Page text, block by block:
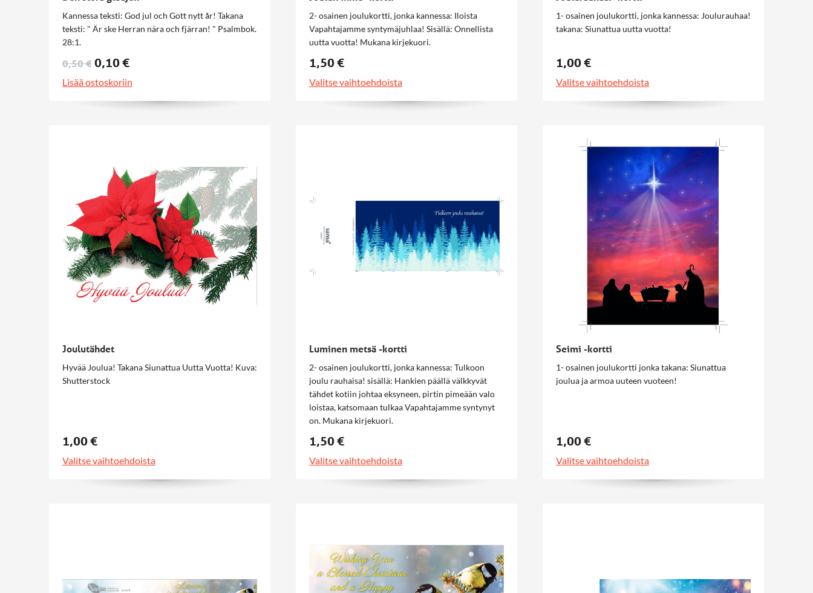
Kannessa teksti: God jul och Gott nytt år! Takana
teksti: " Är ske Herran nära och fjärran! " Psalmbok.
28:1.
0,50 €0,10 €
Lisää ostoskoriin
2- osainen joulukortti, jonka kannessa: Iloista
Vapahtajamme syntymäjuhlaa! Sisällä: Onnellista
uutta vuotta! Mukana kirjekuori.
1,50 €
Valitse vaihtoehdoista
1- osainen joulukortti, jonka kannessa: Joulurauhaa!
takana: Siunattua uutta vuotta!
1,00 €
Valitse vaihtoehdoista
Joulutähdet
Hyvää Joulua! Takana Siunattua Uutta Vuotta! Kuva:
Shutterstock
1,00 €
Valitse vaihtoehdoista
Luminen metsä -kortti
2- osainen joulukortti, jonka kannessa: Tulkoon
joulu rauhaisa! sisällä: Hankien päällä välkkyvät
tähdet kotiin johtaa eksyneen, pirtin pimeään valo
loistaa, katsomaan tulkaa Vapahtajamme syntynyt
on. Mukana kirjekuori.
1,50 €
Valitse vaihtoehdoista
Seimi -kortti
1- osainen joulukortti jonka takana: Siunattua
joulua ja armoa uuteen vuoteen!
1,00 €
Valitse vaihtoehdoista